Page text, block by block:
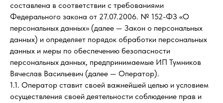
составлена в соответствии с требованиями
Федерального закона от 27.07.2006. № 152-ФЗ «О
персональных данных» (далее — Закон о персональных
данных) и определяет порядок обработки персональных
данных и меры по обеспечению безопасности
персональных данных, предпринимаемые ИП Тумников
Вячеслав Васильевич (далее — Оператор).
1.1. Оператор ставит своей важнейшей целью и условием
осуществления своей деятельности соблюдение прав и